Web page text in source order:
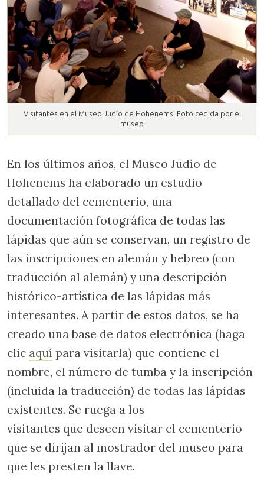
Visitantes en el Museo Judío de Hohenems. Foto cedida por el
museo
En los últimos años, el Museo Judío de
Hohenems ha elaborado un estudio
detallado del cementerio, una
documentación fotográfica de todas las
lápidas que aún se conservan, un registro de
las inscripciones en alemán y hebreo (con
traducción al alemán) y una descripción
histórico-artística de las lápidas más
interesantes. A partir de estos datos, se ha
creado una base de datos electrónica (haga
clic aquí para visitarla) que contiene el
nombre, el número de tumba y la inscripción
(incluida la traducción) de todas las lápidas
existentes. Se ruega a los
visitantes que deseen visitar el cementerio
que se dirijan al mostrador del museo para
que les presten la llave.